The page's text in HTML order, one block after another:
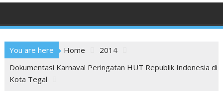
You are here Home
2014
Dokumentasi Karnaval Peringatan HUT Republik Indonesia di
Kota Tegal